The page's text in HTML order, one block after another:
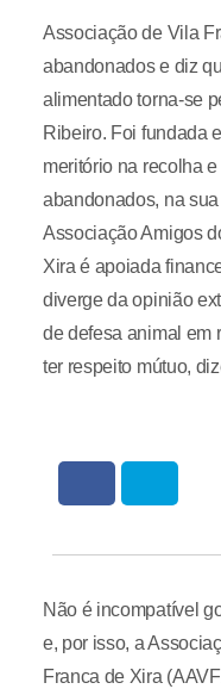
Associação de Vila
abandonados e diz
alimentado torna-se
Ribeiro. Foi fundada
meritório na recolha
abandonados, na
Associação Amigos
Xira é apoiada
diverge da opinião
de defesa animal em
ter respeito mútuo,
Não é incompatível
e, por isso, a
Franca de Xira